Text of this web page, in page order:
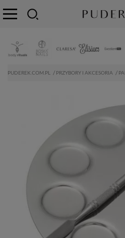
PUDEREK.COM.PL PRZYBORY I AKCESORIA